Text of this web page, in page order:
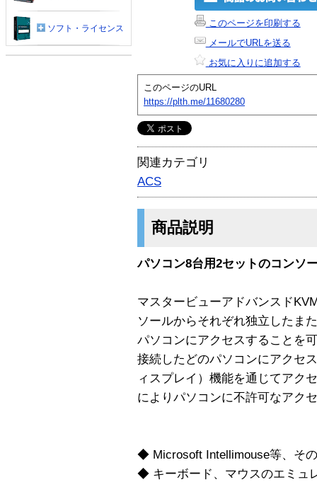
このページを印刷する
メールでURLを送る
お気に入りに追加する
このページのURL
https://plth.me/11680280
関連カテゴリ
ACS
商品説明
パソコン8台用2セットのコンソ
マスタービューアドバンスド
ソールからそれぞれ独立したま
パソコンにアクセスすることを
接続したどのパソコンにアクセ
ィスプレイ）機能を通じてアク
によりパソコンに不許可なアク
◆ Microsoft Intellimouse等、そ
◆ キーボード、マウスのエミュ
ソフト・ライセンス